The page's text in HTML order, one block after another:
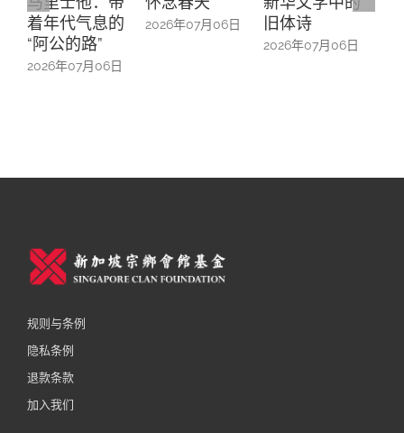
着年代气息的
“阿公的路”
2026年07月06日
2026年07月06日
旧体诗
2026年07月06日
规则与条例
隐私条例
退款条款
加入我们